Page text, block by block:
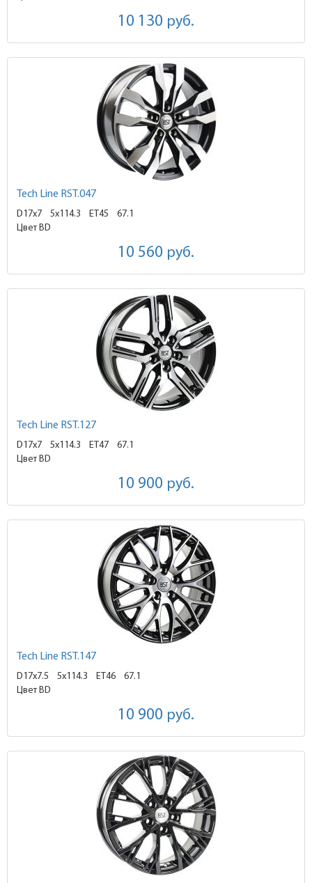
10 130 руб.
Tech Line RST.047
D17x7 5x114.3 ET45
67.1
Цвет BD
10 560 руб.
Tech Line RST.127
D17x7 5x114.3 ET47
67.1
Цвет BD
10 900 руб.
Tech Line RST.147
D17x7.5 5x114.3 ET46
67.1
Цвет BD
10 900 руб.